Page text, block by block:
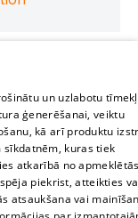
un uzlabotu
ģenerēšanai, veiktu
kā arī produktu
kuras tiek
atkarībā no
piekrist, atteikties
atsaukšana vai